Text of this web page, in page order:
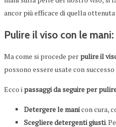
ancor più efficace di quella ottenuta
Pulire il viso con le
Ma come si procede perpulire il
possono essere usate con
Ecco ipassaggi da seguire per
Detergere le manicon cura,
Scegliere detergenti giusti.